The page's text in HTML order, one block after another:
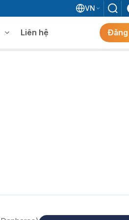
VN
Nghiệp FDI Kiến Tạo
Liên hệ Đăng